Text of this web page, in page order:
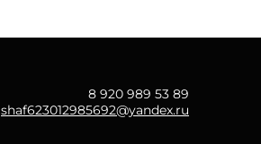
8 920 989 53 89
shaf623012985692@yandex.ru